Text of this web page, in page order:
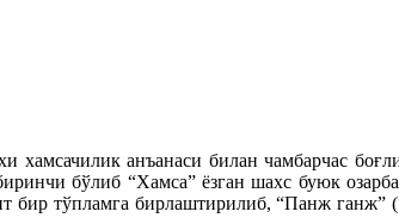
анъанаси билан чамбарчас
бўлиб “Хамса” ёзган шахс буюк
бир тўпламга бирлаштирилиб, “Панж